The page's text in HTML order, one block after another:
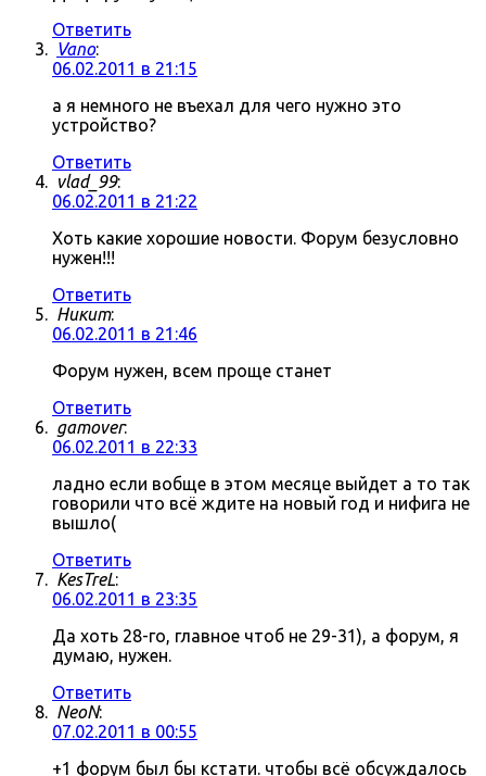
Ответить
Vano:
06.02.2011 в 21:15
а я немного не въехал для чего нужно это
устройство?
Ответить
vlad_99:
06.02.2011 в 21:22
Хоть какие хорошие новости. Форум безусловно
нужен!!!
Ответить
Никит:
06.02.2011 в 21:46
Форум нужен, всем проще станет
Ответить
gamover:
06.02.2011 в 22:33
ладно если вобще в этом месяце выйдет а то так
говорили что всё ждите на новый год и нифига не
вышло(
Ответить
KesTreL:
06.02.2011 в 23:35
Да хоть 28-го, главное чтоб не 29-31), а форум, я
думаю, нужен.
Ответить
NeoN:
07.02.2011 в 00:55
+1 форум был бы кстати. чтобы всё обсуждалось